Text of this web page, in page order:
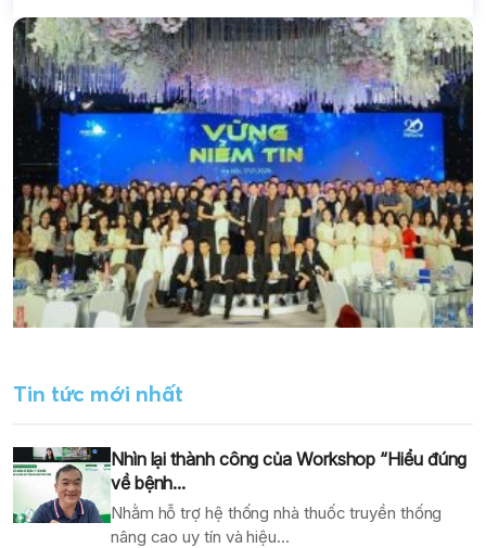
Tin tức mới nhất
Nhìn lại thành công của Workshop “Hiểu đúng
về bệnh...
Nhằm hỗ trợ hệ thống nhà thuốc truyền thống
nâng cao uy tín và hiệu...